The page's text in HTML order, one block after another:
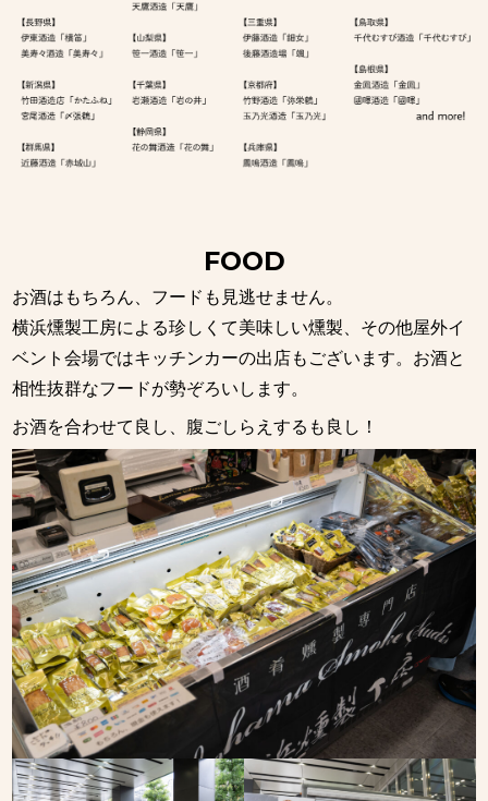
FOOD
お酒はもちろん、フードも見逃せません。
横浜燻製工房による珍しくて美味しい燻製、その他屋外イ
ベント会場ではキッチンカーの出店もございます。お酒と
相性抜群なフードが勢ぞろいします。
お酒を合わせて良し、腹ごしらえするも良し！